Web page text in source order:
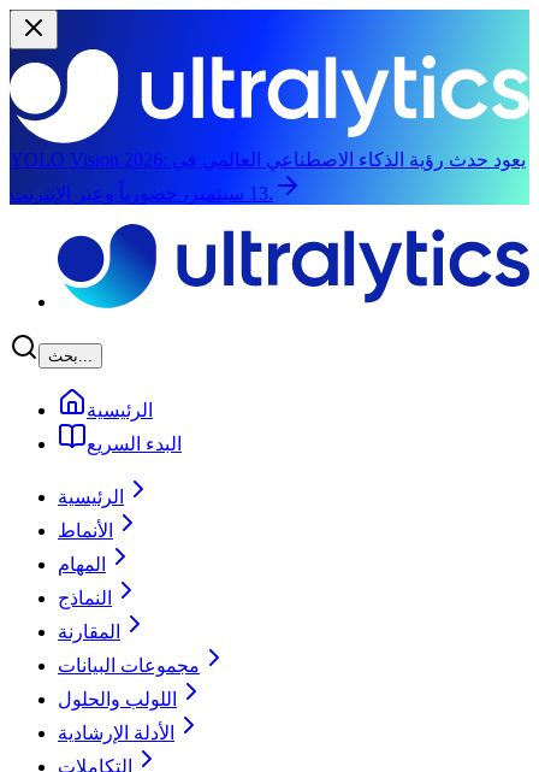
YOLO Vision 2026: يعود حدث رؤية الذكاء الاصطناعي العالمي في
13 سبتمبر، حضورياً وعبر الإنترنت.
بحث...
الرئيسية
البدء السريع
الرئيسية
الأنماط
المهام
النماذج
المقارنة
مجموعات البيانات
اللولب والحلول
الأدلة الإرشادية
التكاملات